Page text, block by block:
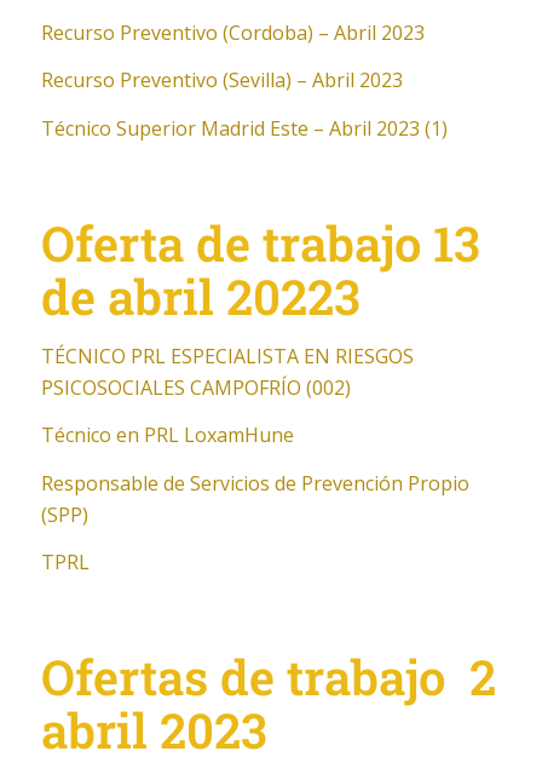
Recurso Preventivo (Cordoba) – Abril 2023
Recurso Preventivo (Sevilla) – Abril 2023
Técnico Superior Madrid Este – Abril 2023 (1)
Oferta de trabajo 13
de abril 20223
TÉCNICO PRL ESPECIALISTA EN RIESGOS
PSICOSOCIALES CAMPOFRÍO (002)
Técnico en PRL LoxamHune
Responsable de Servicios de Prevención Propio
(SPP)
TPRL
Ofertas de trabajo 2
abril 2023